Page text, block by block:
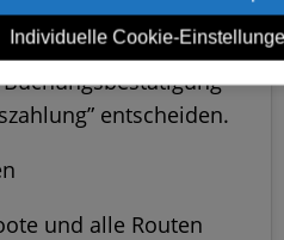
Individuelle Cookie-
15 % Rabatt auf den
weiteren 5 % Rabatt,
entscheiden.
und alle Routen